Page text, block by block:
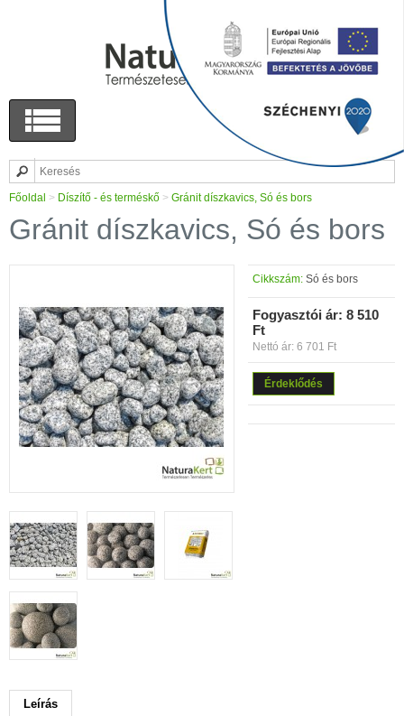
Főoldal > Díszítő - és terméskő > Gránit díszkavics, Só és bors
Gránit díszkavics, Só és bors
Cikkszám: Só és bors
Fogyasztói ár: 8 510
Ft
Nettó ár: 6 701 Ft
Érdeklődés
Leírás